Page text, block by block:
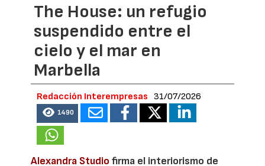
The House: un refugio
suspendido entre el
cielo y el mar en
Marbella
Redacción Interempresas 31/07/2026
1490
Alexandra Studio firma el interiorismo de